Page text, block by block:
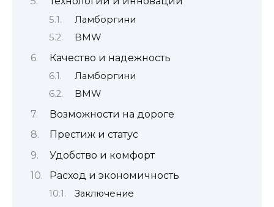
Ламборгини
BMW
Качество и надежность
Ламборгини
BMW
Возможности на дороге
Престиж и статус
Удобство и комфорт
Расход и экономичность
Заключение